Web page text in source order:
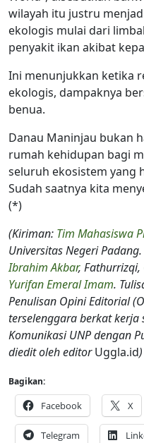
wilayah itu justru
ekologis mulai dari
penyakit ikan akibat
Ini menunjukkan ketika
ekologis, dampaknya
benua.
Danau Maninjau bukan
rumah kehidupan bagi
seluruh ekosistem yang
Sudah saatnya kita
(*)
(Kiriman: Tim Mahasiswa
Universitas Negeri
Ibrahim Akbar, Fathurrizqi,
Yurifan Emeral Imam.
Penulisan Opini Editorial
terselenggara berkat
Komunikasi UNP dengan
diedit oleh editorUggla.id)
Bagikan:
Facebook X
Telegram